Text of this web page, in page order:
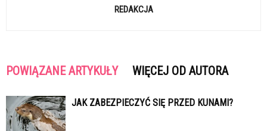
REDAKCJA
POWIĄZANE ARTYKUŁY WIĘCEJ OD AUTORA
JAK ZABEZPIECZYĆ SIĘ PRZED KUNAMI?